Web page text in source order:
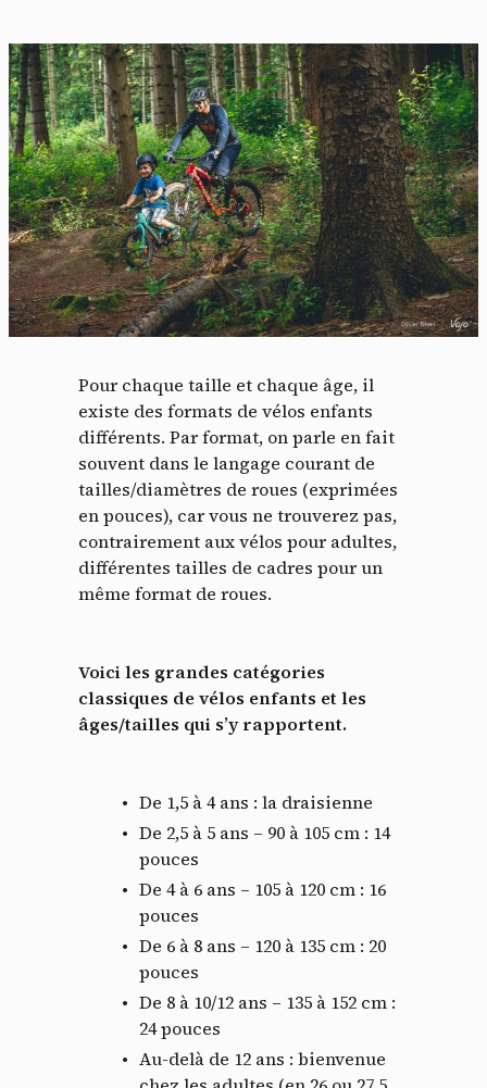
Pour chaque taille et chaque âge, il
existe des formats de vélos enfants
différents. Par format, on parle en fait
souvent dans le langage courant de
tailles/diamètres de roues (exprimées
en pouces), car vous ne trouverez pas,
contrairement aux vélos pour adultes,
différentes tailles de cadres pour un
même format de roues.
Voici les grandes catégories
classiques de vélos enfants et les
âges/tailles qui s’y rapportent.
De 1,5 à 4 ans : la draisienne
De 2,5 à 5 ans – 90 à 105 cm : 14
pouces
De 4 à 6 ans – 105 à 120 cm : 16
pouces
De 6 à 8 ans – 120 à 135 cm : 20
pouces
De 8 à 10/12 ans – 135 à 152 cm :
24 pouces
Au-delà de 12 ans : bienvenue